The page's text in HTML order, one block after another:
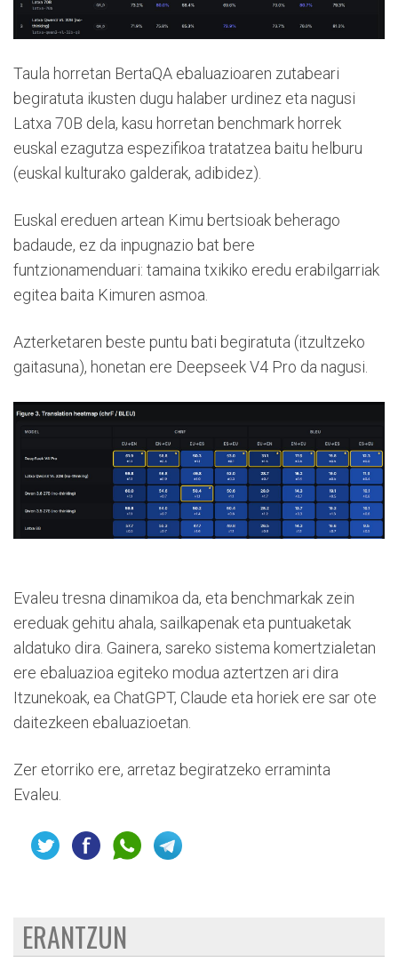
Taula horretan BertaQA ebaluazioaren zutabeari
begiratuta ikusten dugu halaber urdinez eta nagusi
Latxa 70B dela, kasu horretan benchmark horrek
euskal ezagutza espezifikoa tratatzea baitu helburu
(euskal kulturako galderak, adibidez).
Euskal ereduen artean Kimu bertsioak beherago
badaude, ez da inpugnazio bat bere
funtzionamenduari: tamaina txikiko eredu erabilgarriak
egitea baita Kimuren asmoa.
Azterketaren beste puntu bati begiratuta (itzultzeko
gaitasuna), honetan ere Deepseek V4 Pro da nagusi.
Evaleu tresna dinamikoa da, eta benchmarkak zein
ereduak gehitu ahala, sailkapenak eta puntuaketak
aldatuko dira. Gainera, sareko sistema komertzialetan
ere ebaluazioa egiteko modua aztertzen ari dira
Itzunekoak, ea ChatGPT, Claude eta horiek ere sar ote
daitezkeen ebaluazioetan.
Zer etorriko ere, arretaz begiratzeko erraminta
Evaleu.
ERANTZUN